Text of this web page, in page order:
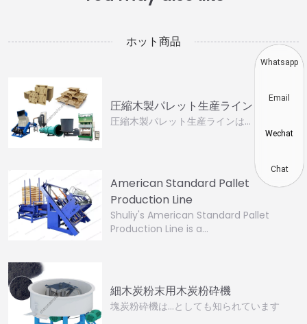
ホット商品
圧縮木製パレット生産ライン
圧縮木製パレット生産ラインは…
American Standard Pallet
Production Line
Shuliy's American Standard Pallet
Production Line is a…
細木炭粉末用木炭粉砕機
塊炭粉砕機は…としても知られています
Whatsapp
Email
Wechat
Chat